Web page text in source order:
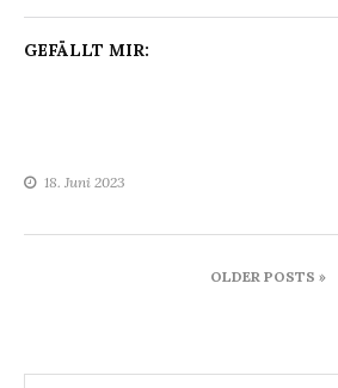
GEFÄLLT MIR:
18. Juni 2023
OLDER POSTS »